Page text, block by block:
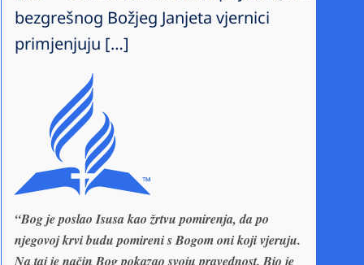
bezgrešnog Božjeg Janjeta vjernici
primjenjuju […]
“Bog je poslao Isusa kao žrtvu pomirenja, da po
njegovoj krvi budu pomireni s Bogom oni koji vjeruju.
Na taj je način Bog pokazao svoju pravednost. Bio je